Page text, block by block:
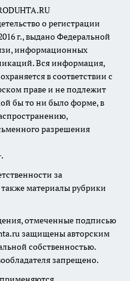
о регистрации
г., выдано Федеральной
информационных
Вся информация,
в соответствии с
праве и не подлежит
бы то ни было форме, в
разрешения
за
материалы рубрики
отмеченные подписью
защищены авторским
собственностью.
запрещено.